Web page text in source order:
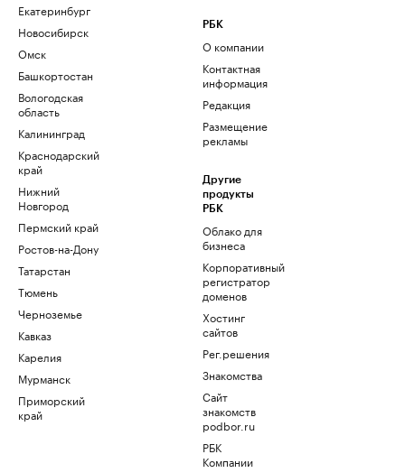
Екатеринбург
Новосибирск
Омск
Башкортостан
Вологодская
область
Калининград
Краснодарский
край
Нижний
Новгород
Пермский край
Ростов-на-Дону
Татарстан
Тюмень
Черноземье
Кавказ
Карелия
Мурманск
Приморский
край
РБК
О компании
Контактная
информация
Редакция
Размещение
рекламы
Другие
продукты
РБК
Облако для
бизнеса
Корпоративный
регистратор
доменов
Хостинг
сайтов
Рег.решения
Знакомства
Сайт
знакомств
podbor.ru
РБК
Компании